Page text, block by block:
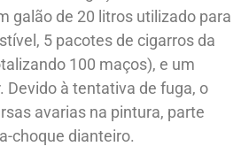
uma ligação direta no
galão de 20 litros utilizado para
5 pacotes de cigarros da
100 maços), e um
à tentativa de fuga, o
avarias na pintura, parte